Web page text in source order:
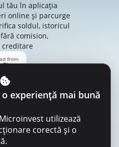
tău în aplicația
online și parcurge
soldul, istoricul
comision,
experiență mai bună
utilizează
corectă și o